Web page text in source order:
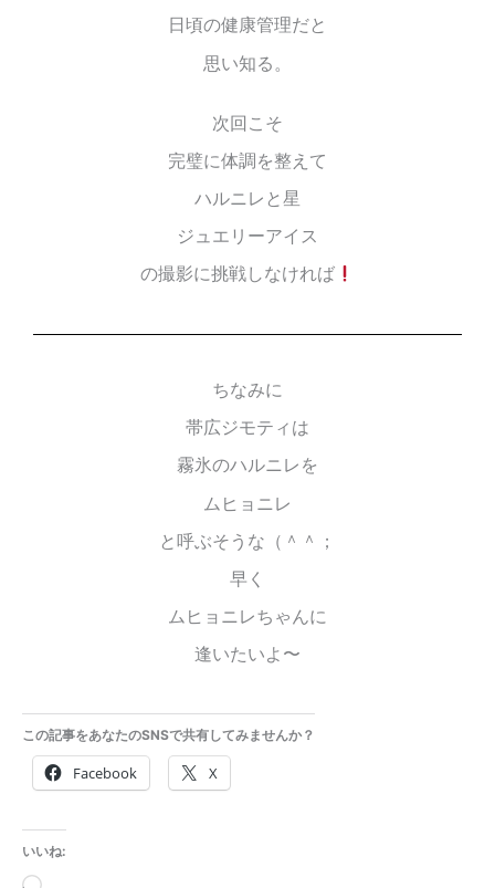
日頃の健康管理だと
思い知る。
次回こそ
完璧に体調を整えて
ハルニレと星
ジュエリーアイス
の撮影に挑戦しなければ
ちなみに
帯広ジモティは
霧氷のハルニレを
ムヒョニレ
と呼ぶそうな（＾＾；
早く
ムヒョニレちゃんに
逢いたいよ〜
この記事をあなたのSNSで共有してみませんか？
Facebook X
いいね: